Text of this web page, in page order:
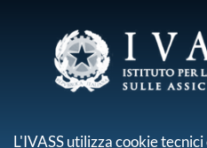
sei qui:
L'IVASS utilizza cookie